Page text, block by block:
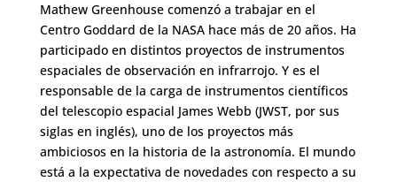
Mathew Greenhouse comenzó a trabajar en el
Centro Goddard de la NASA hace más de 20 años. Ha
participado en distintos proyectos de instrumentos
espaciales de observación en infrarrojo. Y es el
responsable de la carga de instrumentos científicos
del telescopio espacial James Webb (JWST, por sus
siglas en inglés), uno de los proyectos más
ambiciosos en la historia de la astronomía. El mundo
está a la expectativa de novedades con respecto a su